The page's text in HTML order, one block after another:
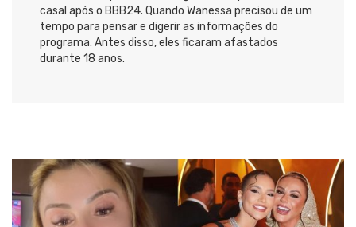
casal após o BBB24. Quando Wanessa precisou de um
tempo para pensar e digerir as informações do
programa. Antes disso, eles ficaram afastados
durante 18 anos.